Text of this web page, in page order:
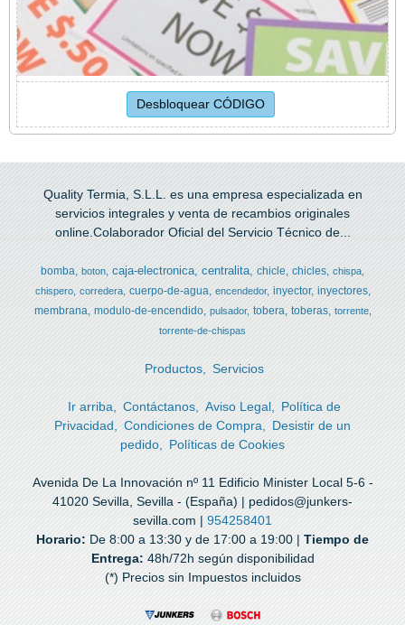
Quality Termia, S.L.L. es una empresa especializada en
servicios integrales y venta de recambios originales
online.Colaborador Oficial del Servicio Técnico de...
bomba boton caja-electronica centralita chicle chicles chispa
chispero
corredera cuerpo-de-agua encendedor inyector inyectores
membrana modulo-de-encendido pulsador tobera toberas
torrente
torrente-de-chispas
Productos Servicios
Ir arriba Contáctanos Aviso Legal
Política de
Privacidad
Condiciones de Compra
Desistir de un
pedido
Políticas de Cookies
Avenida De La Innovación nº 11 Edificio Minister Local 5-6 -
41020 Sevilla, Sevilla - (España) | pedidos@junkers-
sevilla.com | 954258401
Horario: De 8:00 a 13:30 y de 17:00 a 19:00 | Tiempo de
Entrega: 48h/72h según disponibilidad
(*) Precios sin Impuestos incluidos